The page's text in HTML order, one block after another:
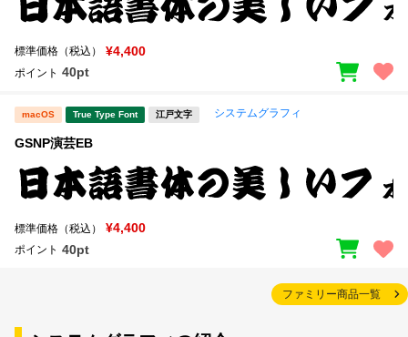
標準価格（税込） ¥4,400
ポイント 40pt
macOS True Type Font 江戸文字 システムグラフィ
GSNP演芸EB
標準価格（税込） ¥4,400
ポイント 40pt
ファミリー商品一覧